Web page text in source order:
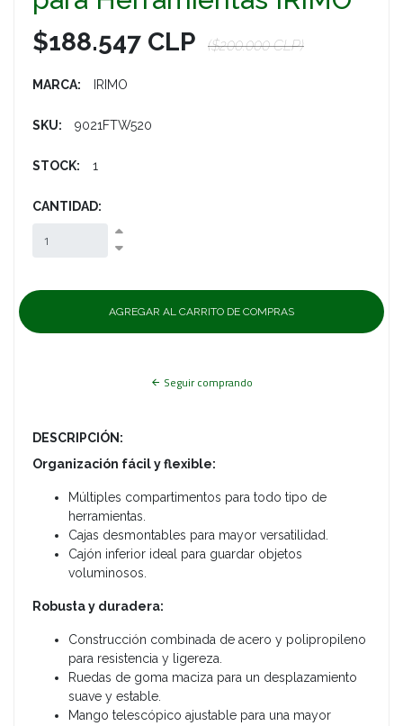
$188.547 CLP ($200.000 CLP)
MARCA: IRIMO
SKU: 9021FTW520
STOCK: 1
CANTIDAD:
Seguir comprando
DESCRIPCIÓN:
Organización fácil y flexible:
Múltiples compartimentos para todo tipo de
herramientas.
Cajas desmontables para mayor versatilidad.
Cajón inferior ideal para guardar objetos
voluminosos.
Robusta y duradera:
Construcción combinada de acero y polipropileno
para resistencia y ligereza.
Ruedas de goma maciza para un desplazamiento
suave y estable.
Mango telescópico ajustable para una mayor